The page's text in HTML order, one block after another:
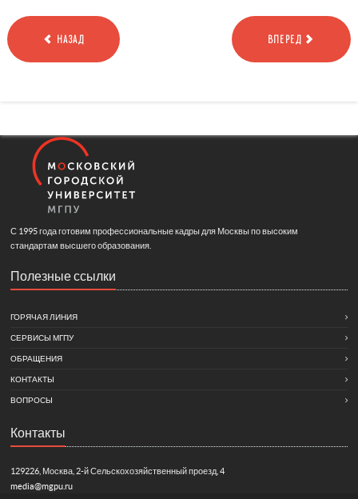
НАЗАД ВПЕРЕД
С 1995 года готовим профессиональные кадры для Москвы по высоким
стандартам высшего образования.
Полезные ссылки
ГОРЯЧАЯ ЛИНИЯ
СЕРВИСЫ МГПУ
ОБРАЩЕНИЯ
КОНТАКТЫ
ВОПРОСЫ
Контакты
129226, Москва, 2-й Сельскохозяйственный проезд, 4
media@mgpu.ru